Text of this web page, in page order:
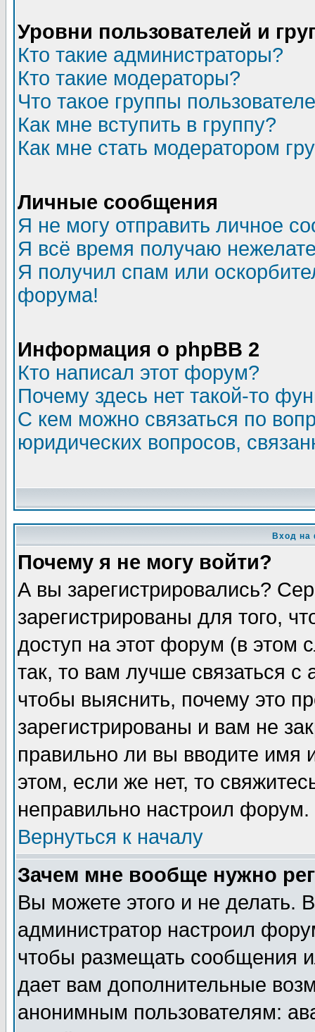
Уровни пользователей и
Кто такие администраторы?
Кто такие модераторы?
Что такое группы
Как мне вступить в группу?
Как мне стать модератором
Личные сообщения
Я не могу отправить личное
Я всё время получаю
Я получил спам или
форума!
Информация о phpBB 2
Кто написал этот форум?
Почему здесь нет такой-то
С кем можно связаться по
юридических вопросов,
Вход на
Почему я не могу войти?
А вы зарегистрировались?
зарегистрированы для того,
доступ на этот форум (в этом
так, то вам лучше связаться
чтобы выяснить, почему это
зарегистрированы и вам не
правильно ли вы вводите
этом, если же нет, то
неправильно настроил форум.
Вернуться к началу
Зачем мне вообще нужно
Вы можете этого и не делать.
администратор настроил
чтобы размещать сообщения
дает вам дополнительные
анонимным пользователям: